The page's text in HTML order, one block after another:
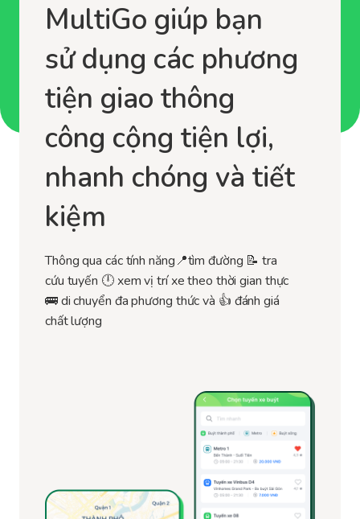
MultiGo giúp bạn
sử dụng các phương
tiện giao thông
công cộng tiện lợi,
nhanh chóng và tiết
kiệm
Thông qua các tính năng📍tìm đường 📝 tra
cứu tuyến 🕛 xem vị trí xe theo thời gian thực
🚌 di chuyển đa phương thức và 👍 đánh giá
chất lượng